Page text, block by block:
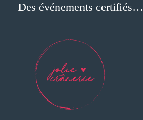
Des événements certifiés…